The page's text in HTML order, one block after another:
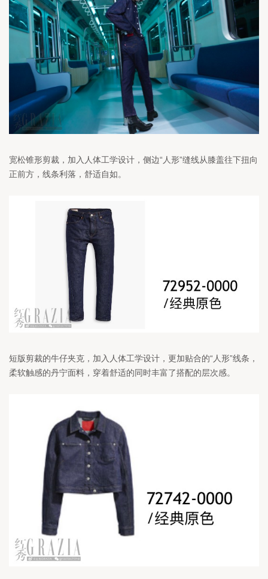
宽松锥形剪裁，加入人体工学设计，侧边“人形”缝线从膝盖往下扭向
正前方，线条利落，舒适自如。
短版剪裁的牛仔夹克，加入人体工学设计，更加贴合的“人形”线条，
柔软触感的丹宁面料，穿着舒适的同时丰富了搭配的层次感。